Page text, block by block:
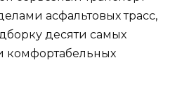
асфальтовых трасс,
десяти самых
комфортабельных